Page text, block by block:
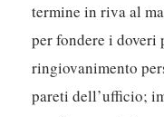
termine in riva al
per fondere i
ringiovanimento
pareti dell’ufficio;